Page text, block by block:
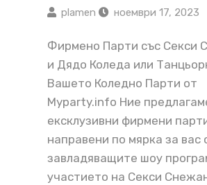
plamen ноември 17, 2023
Фирмено Парти със Секси
и Дядо Коледа или
Вашето Коледно Парти от
Myparty.info Ние
ексклузивни фирмени
направени по мярка за вас
завладяващите шоу
участието на Секси